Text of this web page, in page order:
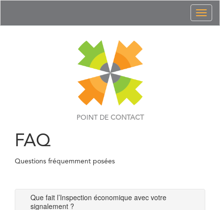
POINT DE CONTACT
FAQ
Questions fréquemment posées
Que fait l’Inspection économique avec votre
signalement ?